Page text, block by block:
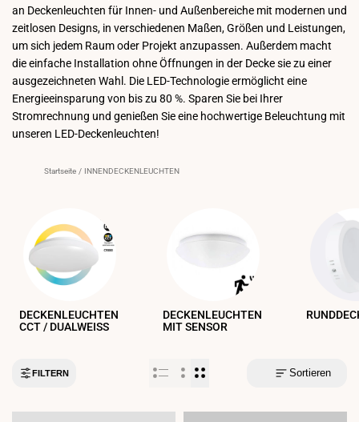
an Deckenleuchten für Innen- und Außenbereiche mit modernen und
zeitlosen Designs, in verschiedenen Maßen, Größen und Leistungen,
um sich jedem Raum oder Projekt anzupassen. Außerdem macht
die einfache Installation ohne Öffnungen in der Decke sie zu einer
ausgezeichneten Wahl. Die LED-Technologie ermöglicht eine
Energieeinsparung von bis zu 80 %. Sparen Sie bei Ihrer
Stromrechnung und genießen Sie eine hochwertige Beleuchtung mit
unseren LED-Deckenleuchten!
Startseite / INNENDECKENLEUCHTEN
DECKENLEUCHTEN
CCT / DUALWEISS
DECKENLEUCHTEN
MIT SENSOR
FILTERN Sortieren